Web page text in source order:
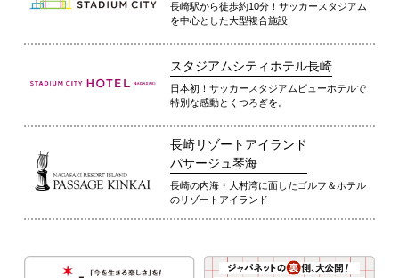
長崎駅から徒歩約10分！サッカースタジアム
を中心とした大型複合施設
スタジアムシティホテル長崎
日本初！サッカースタジアムビューホテルで
特別な感動とくつろぎを。
長崎リゾートアイランド
パサージュ琴海
長崎の内海・大村湾に面したゴルフ＆ホテル
のリゾートアイランド